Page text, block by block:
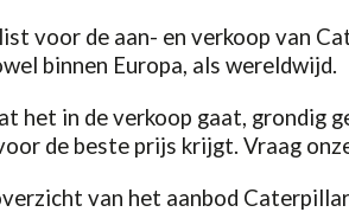
voor de aan- en verkoop van
binnen Europa, als wereldwijd.
het in de verkoop gaat, grondig
de beste prijs krijgt. Vraag
van het aanbod